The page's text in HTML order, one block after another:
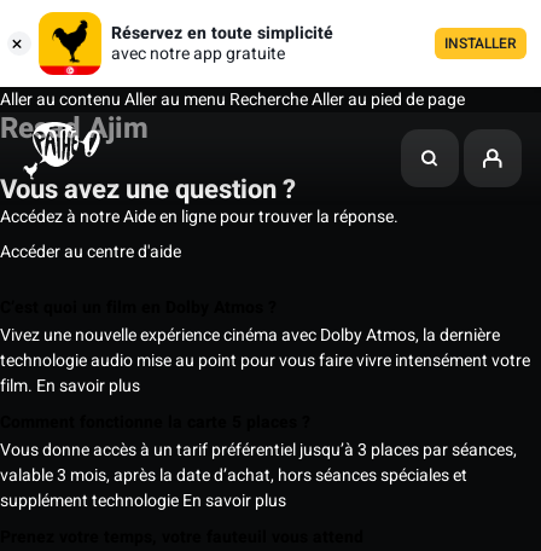
Réservez en toute simplicité
avec notre app gratuite
INSTALLER
Aller au contenuAller au menu RechercheAller au pied de page
Resad Ajim
Vous avez une question ?
Accédez à notre Aide en ligne pour trouver la réponse.
Accéder au centre d'aide
Vivez une nouvelle expérience cinéma avec Dolby Atmos, la dernière
technologie audio mise au point pour vous faire vivre intensément votre
film. En savoir plus
Vous donne accès à un tarif préférentiel jusqu’à 3 places par séances,
valable 3 mois, après la date d’achat, hors séances spéciales et
supplément technologieEn savoir plus